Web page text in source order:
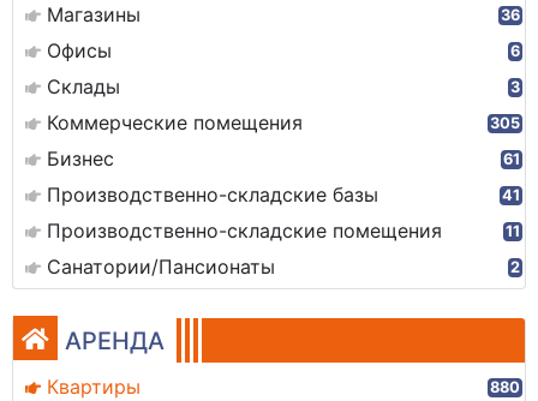
Магазины 36
Офисы 6
Склады 3
Коммерческие помещения 305
Бизнес 61
Производственно-складские базы 41
Производственно-складские помещения 11
Санатории/Пансионаты 2
АРЕНДА
Квартиры 880